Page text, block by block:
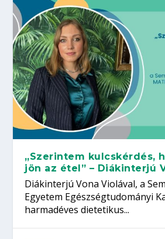
„Szerintem kulcskérdés,
jön az étel” – Diákinterjú
Diákinterjú Vona Violával, a
Egyetem Egészségtudományi
harmadéves dietetikus...